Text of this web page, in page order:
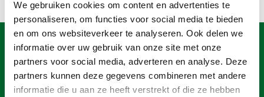
We gebruiken cookies om content en advertenties te
personaliseren, om functies voor social media te bieden
en om ons websiteverkeer te analyseren. Ook delen we
informatie over uw gebruik van onze site met onze
partners voor social media, adverteren en analyse. Deze
partners kunnen deze gegevens combineren met andere
informatie die u aan ze heeft verstrekt of die ze hebben
Geitenhouderij
Kalverhouderij
Konijnenhouderij
Melkveehouderij
Paardenhouderij
Akkerbouw
Biologische Landbouw
Bollenteelt
Bomen, vaste planten en zomerbloemen
Fruitteelt
Multifunctionele landbouw
Multifunctioneel
Vrouw en Bedrijf
Onderwerpen
Nieuws
Nieuwsabonnement